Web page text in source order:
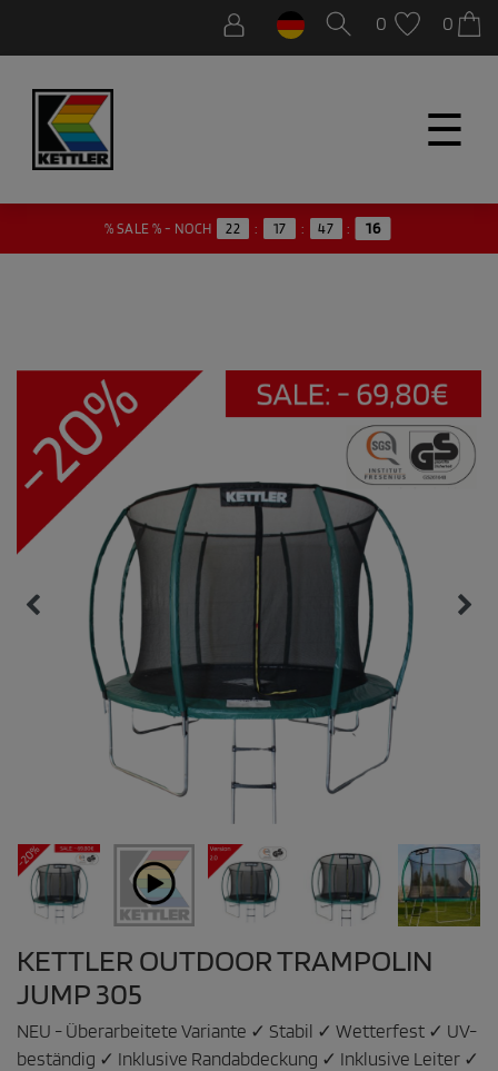
0 0
☰
KETTLER OUTDOOR TRAMPOLIN
JUMP 305
NEU - Überarbeitete Variante ✓ Stabil ✓ Wetterfest ✓ UV-
beständig ✓ Inklusive Randabdeckung ✓ Inklusive Leiter ✓
% SALE % - NOCH 22 : 17 : 47 : 15